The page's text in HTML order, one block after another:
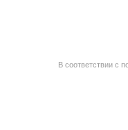
В соответствии с